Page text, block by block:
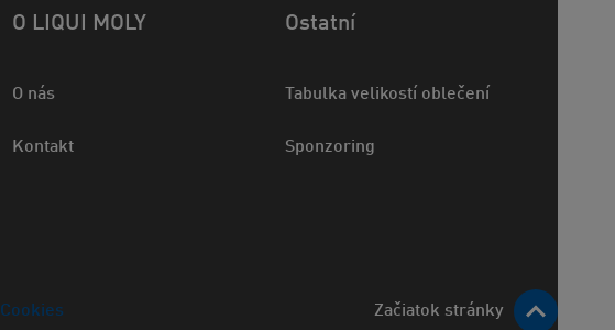
O LIQUI MOLY
O nás
Kontakt
Ostatní
Tabulka velikostí oblečení
Sponzoring
Začiatok stránky
Cookies